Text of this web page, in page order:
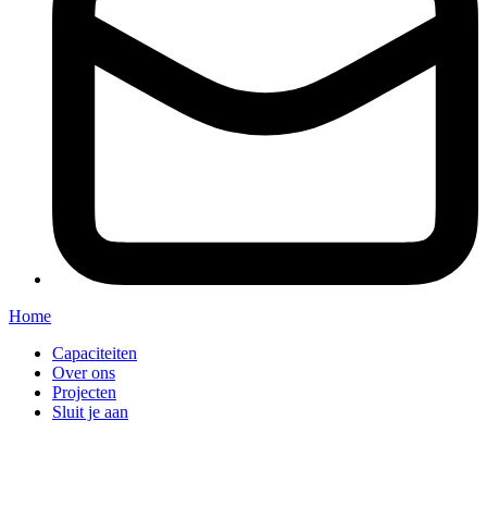
Home
Capaciteiten
Over ons
Projecten
Sluit je aan